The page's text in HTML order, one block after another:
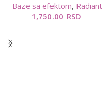
Baze sa efektom, Radiant
1,750.00 RSD